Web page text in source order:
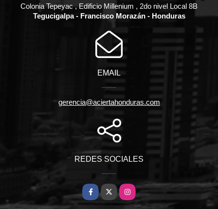
Colonia Tepeyac , Edificio Millenium , 2do nivel Local 8B
Tegucigalpa - Francisco Morazán - Honduras
EMAIL
gerencia@aciertahonduras.com
REDES SOCIALES
Facebook
X Instagram